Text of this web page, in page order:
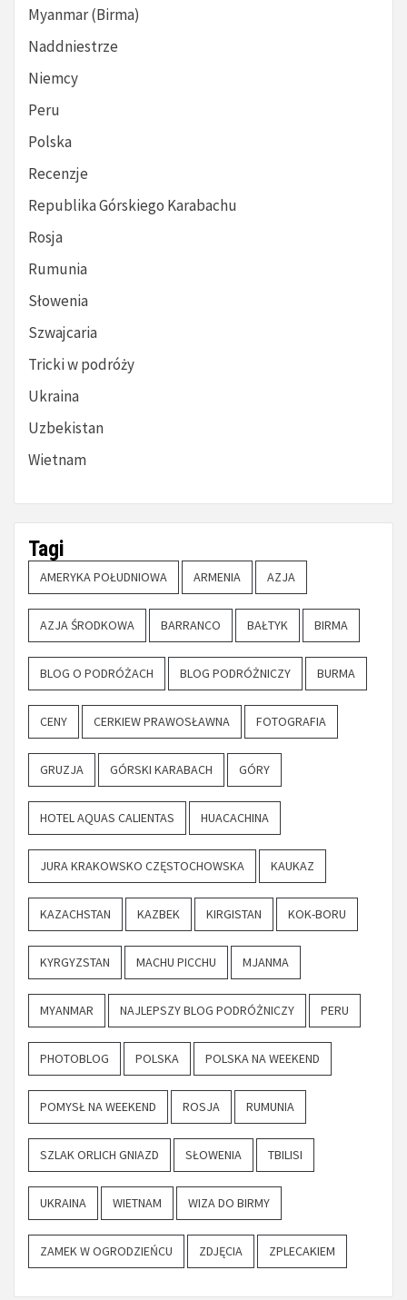
Myanmar (Birma)
Naddniestrze
Niemcy
Peru
Polska
Recenzje
Republika Górskiego Karabachu
Rosja
Rumunia
Słowenia
Szwajcaria
Tricki w podróży
Ukraina
Uzbekistan
Wietnam
Tagi
AMERYKA POŁUDNIOWA ARMENIA AZJA
AZJA ŚRODKOWA BARRANCO BAŁTYK BIRMA
BLOG O PODRÓŻACH BLOG PODRÓŻNICZY BURMA
CENY CERKIEW PRAWOSŁAWNA FOTOGRAFIA
GRUZJA GÓRSKI KARABACH GÓRY
HOTEL AQUAS CALIENTAS HUACACHINA
JURA KRAKOWSKO CZĘSTOCHOWSKA KAUKAZ
KAZACHSTAN KAZBEK KIRGISTAN KOK-BORU
KYRGYZSTAN MACHU PICCHU MJANMA
MYANMAR NAJLEPSZY BLOG PODRÓŻNICZY PERU
PHOTOBLOG POLSKA POLSKA NA WEEKEND
POMYSŁ NA WEEKEND ROSJA RUMUNIA
SZLAK ORLICH GNIAZD SŁOWENIA TBILISI
UKRAINA WIETNAM WIZA DO BIRMY
ZAMEK W OGRODZIEŃCU ZDJĘCIA ZPLECAKIEM